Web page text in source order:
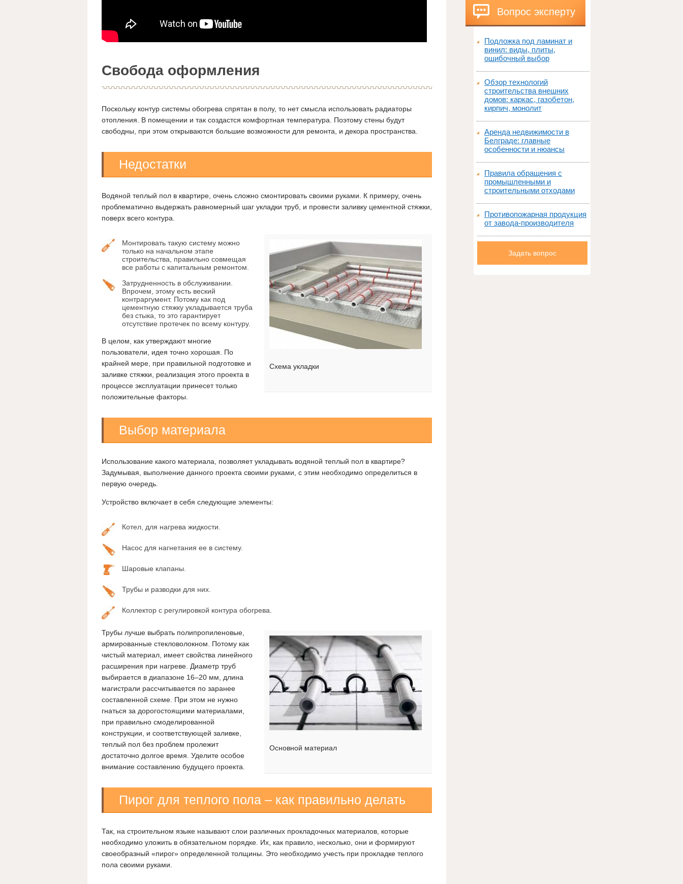
Свобода оформления
Поскольку контур системы обогрева спрятан в полу, то нет смысла использовать радиаторы
отопления. В помещении и так создастся комфортная температура. Поэтому стены будут
свободны, при этом открываются большие возможности для ремонта, и декора пространства.
Недостатки
Водяной теплый пол в квартире, очень сложно смонтировать своими руками. К примеру, очень
проблематично выдержать равномерный шаг укладки труб, и провести заливку цементной стяжки,
поверх всего контура.
Схема укладки
Монтировать такую систему можно
только на начальном этапе
строительства, правильно совмещая
все работы с капитальным ремонтом.
Затрудненность в обслуживании.
Впрочем, этому есть веский
контраргумент. Потому как под
цементную стяжку укладывается труба
без стыка, то это гарантирует
отсутствие протечек по всему контуру.
В целом, как утверждают многие
пользователи, идея точно хорошая. По
крайней мере, при правильной подготовке и
заливке стяжки, реализация этого проекта в
процессе эксплуатации принесет только
положительные факторы.
Выбор материала
Использование какого материала, позволяет укладывать водяной теплый пол в квартире?
Задумывая, выполнение данного проекта своими руками, с этим необходимо определиться в
первую очередь.
Устройство включает в себя следующие элементы:
Котел, для нагрева жидкости.
Насос для нагнетания ее в систему.
Шаровые клапаны.
Трубы и разводки для них.
Коллектор с регулировкой контура обогрева.
Основной материал
Трубы лучше выбрать полипропиленовые,
армированные стекловолокном. Потому как
чистый материал, имеет свойства линейного
расширения при нагреве. Диаметр труб
выбирается в диапазоне 16–20 мм, длина
магистрали рассчитывается по заранее
составленной схеме. При этом не нужно
гнаться за дорогостоящими материалами,
при правильно смоделированной
конструкции, и соответствующей заливке,
теплый пол без проблем пролежит
достаточно долгое время. Уделите особое
внимание составлению будущего проекта.
Пирог для теплого пола – как правильно делать
Так, на строительном языке называют слои различных прокладочных материалов, которые
необходимо уложить в обязательном порядке. Их, как правило, несколько, они и формируют
своеобразный «пирог» определенной толщины. Это необходимо учесть при прокладке теплого
пола своими руками.
Вопрос эксперту
Подложка под ламинат и
винил: виды, плиты,
ошибочный выбор
Обзор технологий
строительства внешних
домов: каркас, газобетон,
кирпич, монолит
Аренда недвижимости в
Белграде: главные
особенности и нюансы
Правила обращения с
промышленными и
строительными отходами
Противопожарная продукция
от завода-производителя
Задать вопрос